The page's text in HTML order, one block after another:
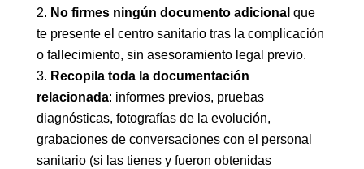
No firmes ningún documento adicional que
te presente el centro sanitario tras la complicación
o fallecimiento, sin asesoramiento legal previo.
Recopila toda la documentación
relacionada: informes previos, pruebas
diagnósticas, fotografías de la evolución,
grabaciones de conversaciones con el personal
sanitario (si las tienes y fueron obtenidas